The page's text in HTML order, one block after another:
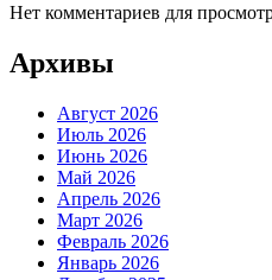
Нет комментариев для
Архивы
Август 2026
Июль 2026
Июнь 2026
Май 2026
Апрель 2026
Март 2026
Февраль 2026
Январь 2026